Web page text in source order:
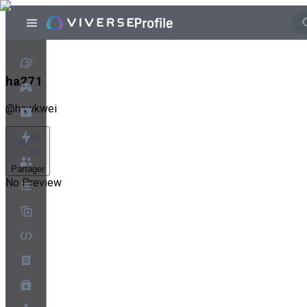
ha271
@hawkwei
Partager
No Preview